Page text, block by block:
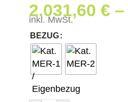
2.031,60 €–
inkl. MwSt.
BEZUG